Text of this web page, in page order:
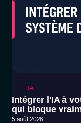
IA
Intégrer l'IA à
qui bloque
5 août 2026